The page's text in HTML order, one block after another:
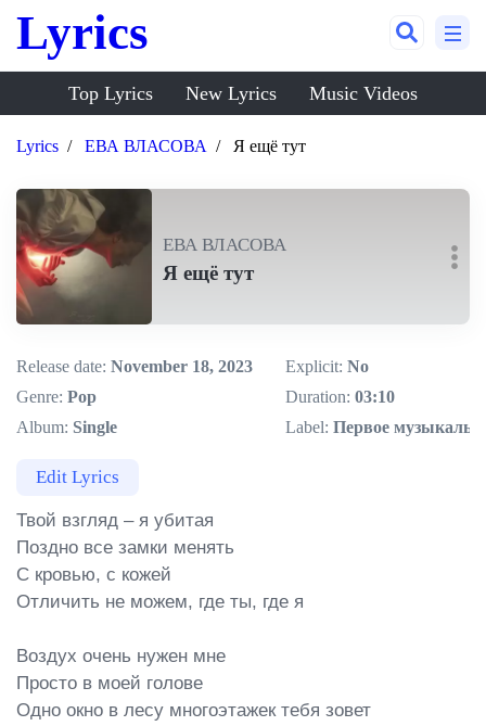
Lyrics
Top Lyrics New Lyrics Music Videos
Lyrics ЕВА ВЛАСОВА Я ещё тут
ЕВА ВЛАСОВА
Я ещё тут
Release date: November 18, 2023
Genre: Pop
Album: Single
Explicit: No
Duration: 03:10
Label: Первое
Edit Lyrics
Твой взгляд – я убитая
Поздно все замки менять
С кровью, с кожей
Отличить не можем, где ты, где я
Воздух очень нужен мне
Просто в моей голове
Одно окно в лесу многоэтажек тебя зовет